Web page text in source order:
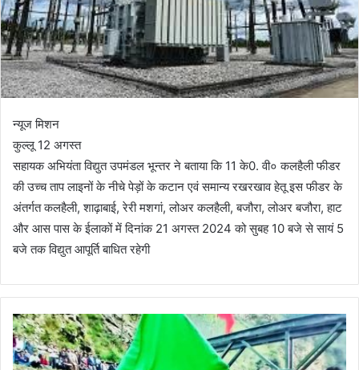
न्यूज मिशन
कुल्लू 12 अगस्त
सहायक अभियंता विद्युत उपमंडल भून्तर ने बताया कि 11 के0. वी० कलहैली फीडर
की उच्च ताप लाइनों के नीचे पेड़ों के कटान एवं समान्य रखरखाव हेतू इस फीडर के
अंतर्गत कलहैली, शाढ़ाबाई, रेरी मशगां, लोअर कलहैली, बजौरा, लोअर बजौरा, हाट
और आस पास के ईलाकों में दिनांक 21 अगस्त 2024 को सुबह 10 बजे से सायं 5
बजे तक विद्युत आपूर्ति बाधित रहेगी